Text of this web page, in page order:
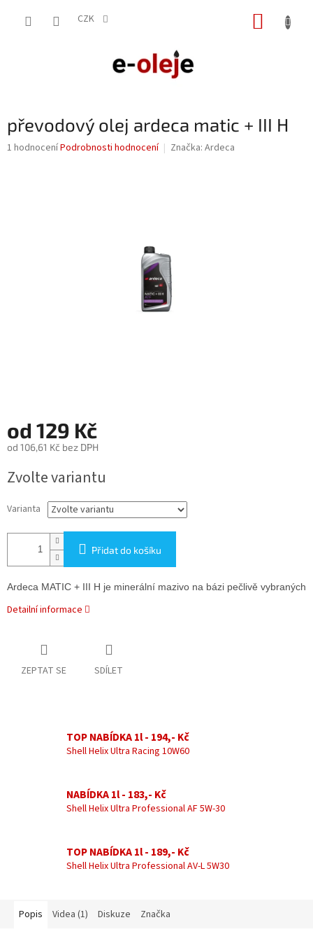
CZK
převodový olej ardeca matic + III H
Průměrné
1 hodnoceníPodrobnosti hodnocení Značka: Ardeca
od 129 Kč
od 106,61 Kč bez DPH
cena:
Zvolte variantu
Varianta
Přidat do košíku
Ardeca MATIC + III H je minerální mazivo na bázi pečlivě
Detailní informace
ZEPTAT SE SDÍLET
TOP NABÍDKA 1l - 194,- Kč
Shell Helix Ultra Racing 10W60
NABÍDKA 1l - 183,- Kč
Shell Helix Ultra Professional AF 5W-30
TOP NABÍDKA 1l - 189,- Kč
Shell Helix Ultra Professional AV-L 5W30
Popis Videa (1) Diskuze Značka